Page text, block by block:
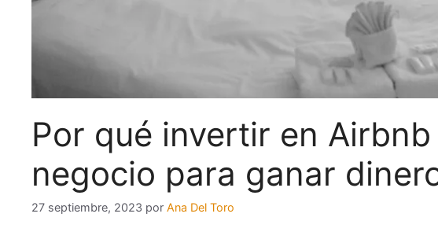
Por qué invertir en
negocio para ganar
27 septiembre, 2023 por Ana Del Toro